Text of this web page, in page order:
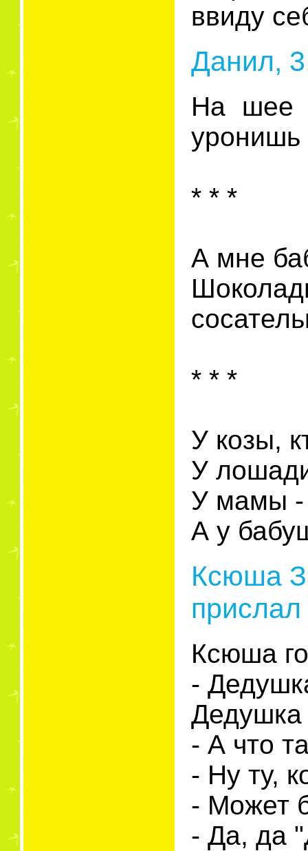
ввиду
Данил,
На шее
уронишь
* * *
А мне
* * *
У козы,
У
У мамы -
А у
Ксюша
Ксюша
-
Дедушка
- А что
- Ну ту,
- Может
- Да, да